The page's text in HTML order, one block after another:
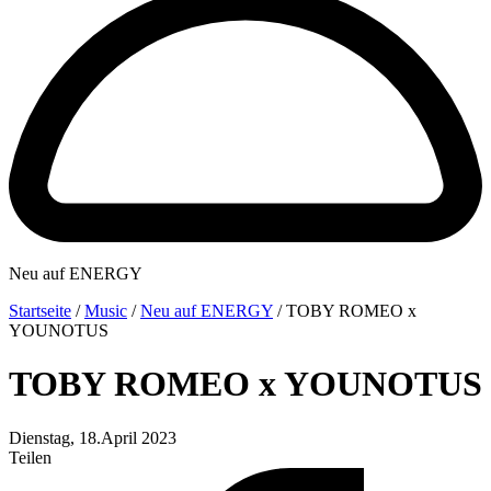
Neu auf ENERGY
Startseite /Music /Neu auf ENERGY /TOBY ROMEO x
YOUNOTUS
TOBY ROMEO x YOUNOTUS
Dienstag, 18.April 2023
Teilen